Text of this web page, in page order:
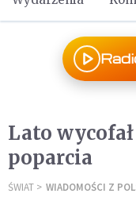
Lato
poparcia
ŚWIAT WIADOMOŚCI Z